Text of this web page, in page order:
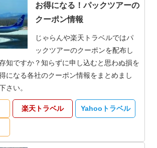
お得になる！パックツアーの
クーポン情報
じゃらんや楽天トラベルではパ
ックツアーのクーポンを配布し
知ですか？知らずに申し込むと思わぬ損を
になる各社のクーポン情報をまとめまし
さい。
楽天トラベル Yahooトラベル